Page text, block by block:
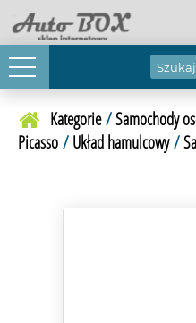
Kategorie/Samochody
Picasso / Układ hamulcowy/